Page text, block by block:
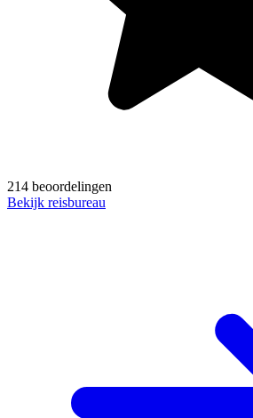
214 beoordelingen
Bekijk reisbureau